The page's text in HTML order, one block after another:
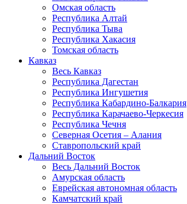
Омская область
Республика Алтай
Республика Тыва
Республика Хакасия
Томская область
Кавказ
Весь Кавказ
Республика Дагестан
Республика Ингушетия
Республика Кабардино-Балкария
Республика Карачаево-Черкесия
Республика Чечня
Северная Осетия – Алания
Ставропольский край
Дальний Восток
Весь Дальний Восток
Амурская область
Еврейская автономная область
Камчатский край